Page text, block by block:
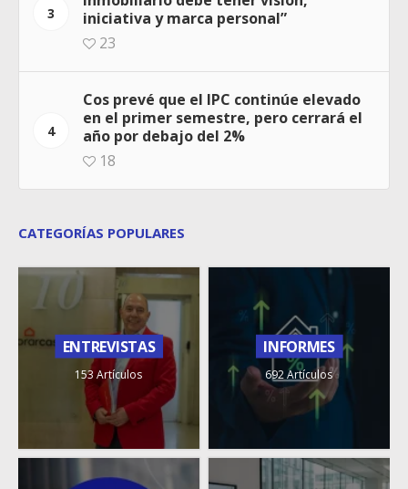
3
iniciativa y marca personal”
23
4
Cos prevé que el IPC continúe elevado
en el primer semestre, pero cerrará el
año por debajo del 2%
18
CATEGORÍAS POPULARES
ENTREVISTAS
153 Artículos
INFORMES
692 Artículos